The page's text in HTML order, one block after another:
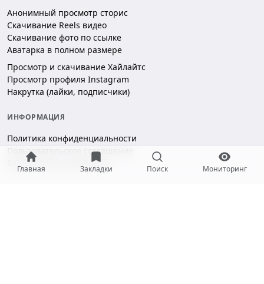
Главная Закладки Поиск Мониторинг
Анонимный просмотр сторис
Скачивание Reels видео
Скачивание фото по ссылке
Аватарка в полном размере
Просмотр и скачивание Хайлайтс
Просмотр профиля Instagram
Накрутка (лайки, подписчики)
ИНФОРМАЦИЯ
Политика конфиденциальности
Пользовательское соглашение
Безопасность платежей